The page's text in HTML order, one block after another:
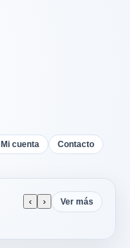
Mi cuenta Contacto
‹ › Ver más